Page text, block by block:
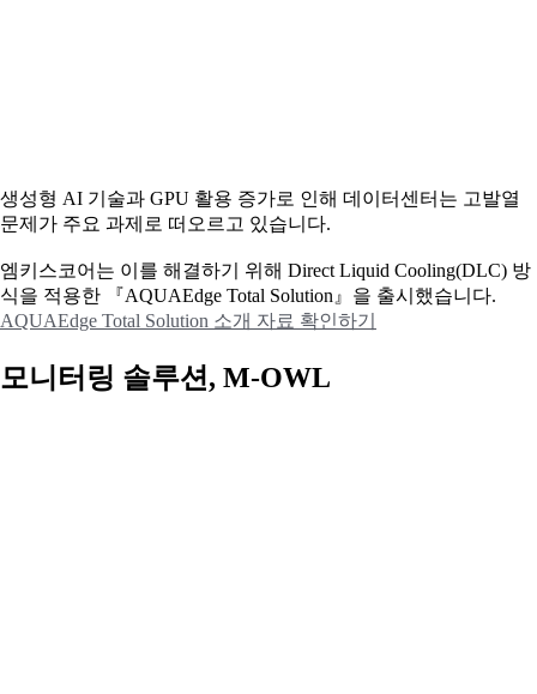
생성형 AI 기술과 GPU 활용 증가로 인해 데이터센터는 고발열
문제가 주요 과제로 떠오르고 있습니다.
엠키스코어는 이를 해결하기 위해 Direct Liquid Cooling(DLC) 방
식을 적용한 『AQUAEdge Total Solution』을 출시했습니다.
AQUAEdge Total Solution 소개 자료 확인하기
모니터링 솔루션, M-OWL